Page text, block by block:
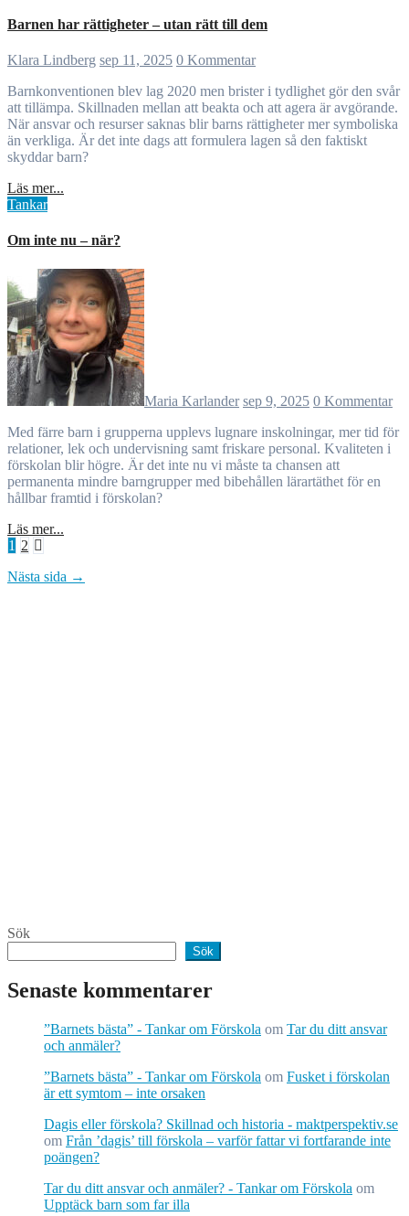
Barnen har rättigheter – utan rätt till dem
Klara Lindberg sep 11, 2025 0 Kommentar
Barnkonventionen blev lag 2020 men brister i tydlighet gör den svår
att tillämpa. Skillnaden mellan att beakta och att agera är avgörande.
När ansvar och resurser saknas blir barns rättigheter mer symboliska
än verkliga. Är det inte dags att formulera lagen så den faktiskt
skyddar barn?
Läs mer...
Tankar
Om inte nu – när?
Maria Karlander sep 9, 2025 0 Kommentar
Med färre barn i grupperna upplevs lugnare inskolningar, mer tid för
relationer, lek och undervisning samt friskare personal. Kvaliteten i
förskolan blir högre. Är det inte nu vi måste ta chansen att
permanenta mindre barngrupper med bibehållen lärartäthet för en
hållbar framtid i förskolan?
Läs mer...
Sidnumrering
för
1 2
Nästa sida →
Sök
Sök
Senaste kommentarer
”Barnets bästa” - Tankar om Förskola om Tar du ditt ansvar
och anmäler?
”Barnets bästa” - Tankar om Förskola om Fusket i förskolan
är ett symtom – inte orsaken
Dagis eller förskola? Skillnad och historia - maktperspektiv.se
om Från ’dagis’ till förskola – varför fattar vi fortfarande inte
poängen?
Tar du ditt ansvar och anmäler? - Tankar om Förskola om
Upptäck barn som far illa